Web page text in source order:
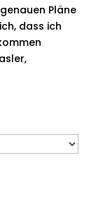
Pläne
dass ich